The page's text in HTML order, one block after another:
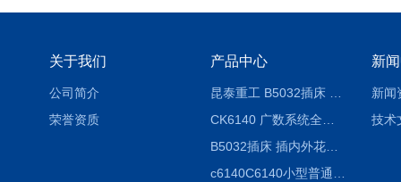
关于我们
公司简介
荣誉资质
产品中心
B5032插床 插内外花键槽 B5020液压立式插床
新
新闻
技术